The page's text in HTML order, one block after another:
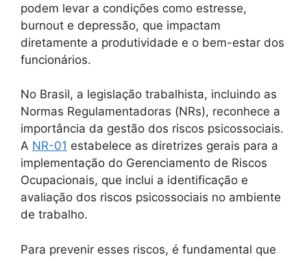
podem levar a condições como estresse,
burnout e depressão, que impactam
diretamente a produtividade e o bem-estar dos
funcionários.
No Brasil, a legislação trabalhista, incluindo as
Normas Regulamentadoras (NRs), reconhece a
importância da gestão dos riscos psicossociais.
A NR-01 estabelece as diretrizes gerais para a
implementação do Gerenciamento de Riscos
Ocupacionais, que inclui a identificação e
avaliação dos riscos psicossociais no ambiente
de trabalho.
Para prevenir esses riscos, é fundamental que